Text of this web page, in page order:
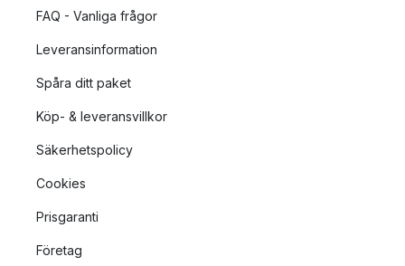
FAQ - Vanliga frågor
Leveransinformation
Spåra ditt paket
Köp- & leveransvillkor
Säkerhetspolicy
Cookies
Prisgaranti
Företag